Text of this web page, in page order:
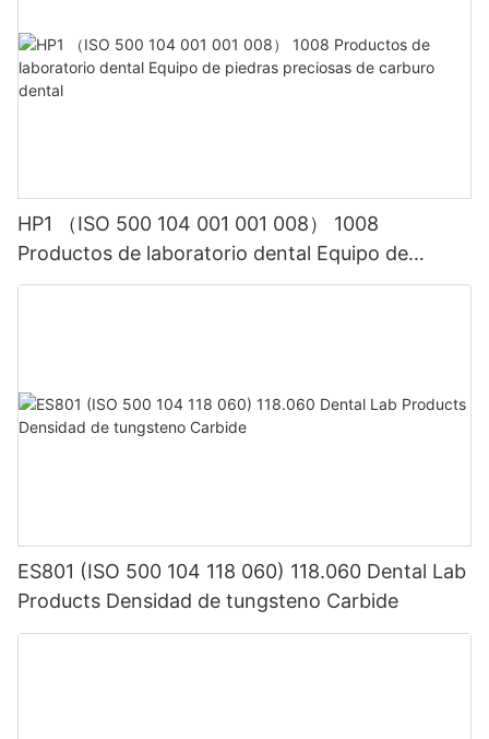
HP1 （ISO 500 104 001 001 008） 1008
Productos de laboratorio dental Equipo de
piedras preciosas de carburo dental
ES801 (ISO 500 104 118 060) 118.060 Dental Lab
Products Densidad de tungsteno Carbide